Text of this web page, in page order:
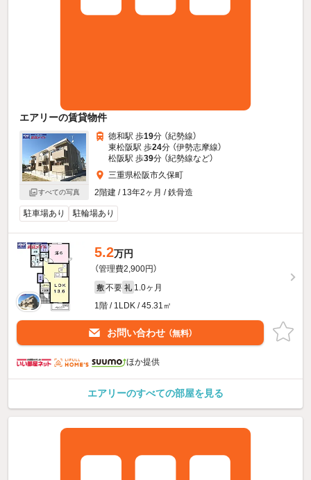
エアリーの賃貸物件
すべての写真
徳和駅 歩19分 （紀勢線）
東松阪駅 歩24分 （伊勢志摩線）
松阪駅 歩39分 （紀勢線など）
三重県松阪市久保町
2階建 / 13年2ヶ月 / 鉄骨造
駐車場あり 駐輪場あり
5.2万円
（管理費2,900円）
敷 不要 礼 1.0ヶ月
1階 / 1LDK / 45.31㎡
お問い合わせ （無料）
ほか提供
エアリーのすべての部屋を見る